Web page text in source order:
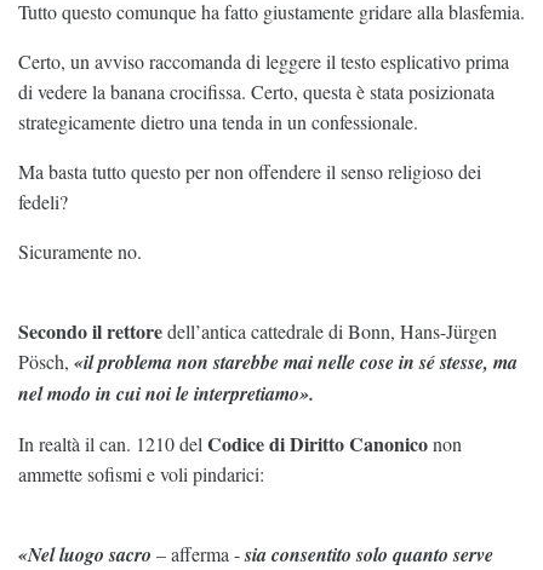
Tutto questo comunque ha fatto giustamente gridare alla blasfemia.
Certo, un avviso raccomanda di leggere il testo esplicativo prima
di vedere la banana crocifissa. Certo, questa è stata posizionata
strategicamente dietro una tenda in un confessionale.
Ma basta tutto questo per non offendere il senso religioso dei
fedeli?
Sicuramente no.
Secondo il rettoredell’antica cattedrale di Bonn, Hans-Jürgen
Pösch, «il problema non starebbe mai nelle cose in sé stesse, ma
nel modo in cui noi le interpretiamo».
In realtà il can. 1210 del Codice di Diritto Canoniconon
ammette sofismi e voli pindarici:
«Nel luogo sacro – afferma -sia consentito solo quanto serve